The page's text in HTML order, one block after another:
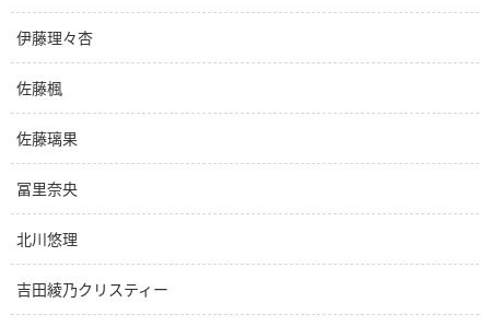
伊藤理々杏
佐藤楓
佐藤璃果
冨里奈央
北川悠理
吉田綾乃クリスティー